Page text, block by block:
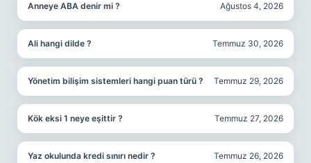
Anneye ABA denir mi ? Ağustos 4, 2026
Ali hangi dilde ? Temmuz 30, 2026
Yönetim bilişim sistemleri hangi puan türü ? Temmuz 29, 2026
Kök eksi 1 neye eşittir ? Temmuz 27, 2026
Yaz okulunda kredi sınırı nedir ? Temmuz 26, 2026